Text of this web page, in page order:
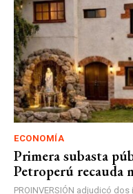
ECONOMÍA
Primera subasta
Petroperú recauda
PROINVERSIÓN adjudicó